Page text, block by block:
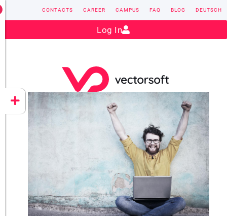
CONZEPT 16
YEET
Contact: sales@vectorsoft.de
CONTACTS CAREER CAMPUS FAQ BLOG DEUTSCH
Log In